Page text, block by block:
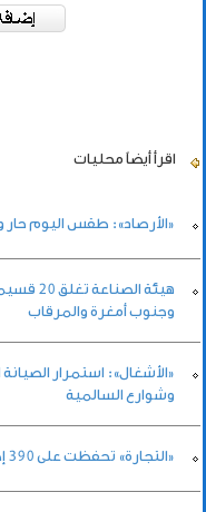
اقرأ أيضاً محليات
«الأرصاد»: طقس اليوم حار
هيئة
وجنوب أمغرة والمرقاب
«الأشغال»: استمرار
وشوارع السالمية
«التجارة» تحفظت على 390 إطاراً مستعملاً